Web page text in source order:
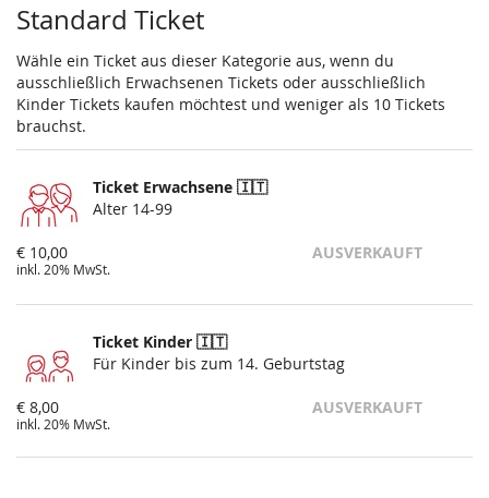
Standard Ticket
Wähle ein Ticket aus dieser Kategorie aus, wenn du
ausschließlich Erwachsenen Tickets oder ausschließlich
Kinder Tickets kaufen möchtest und weniger als 10 Tickets
brauchst.
Ticket Erwachsene 🇮🇹
Alter 14-99
€ 10,00
inkl. 20% MwSt.
AUSVERKAUFT
Ticket Kinder 🇮🇹
Für Kinder bis zum 14. Geburtstag
€ 8,00
inkl. 20% MwSt.
AUSVERKAUFT